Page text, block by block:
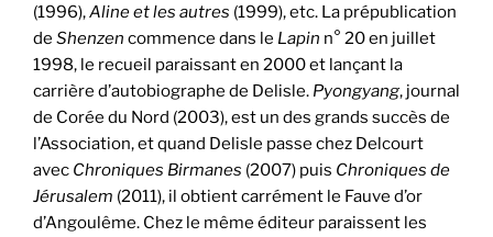
(1996),Aline et les autres (1999), etc. La prépublication
de Shenzen commence dans le Lapin n° 20 en juillet
1998, le recueil paraissant en 2000 et lançant la
carrière d’autobiographe de Delisle. Pyongyang, journal
de Corée du Nord (2003), est un des grands succès de
l’Association, et quand Delisle passe chez Delcourt
avec Chroniques Birmanes (2007) puis Chroniques de
Jérusalem (2011), il obtient carrément le Fauve d’or
d’Angoulême. Chez le même éditeur paraissent les